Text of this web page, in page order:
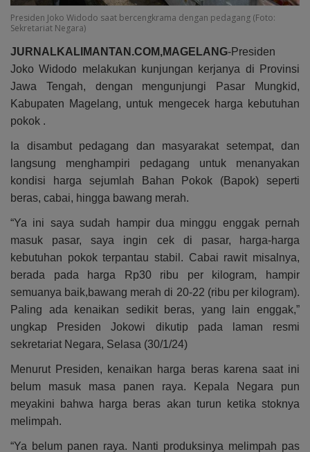
Presiden Joko Widodo saat bercengkrama dengan pedagang (Foto:
Sekretariat Negara)
JURNALKALIMANTAN.COM,MAGELANG-Presiden
Joko Widodo melakukan kunjungan kerjanya di Provinsi
Jawa Tengah, dengan mengunjungi Pasar Mungkid,
Kabupaten Magelang, untuk mengecek harga kebutuhan
pokok .
Ia disambut pedagang dan masyarakat setempat, dan
langsung menghampiri pedagang untuk menanyakan
kondisi harga sejumlah Bahan Pokok (Bapok) seperti
beras, cabai, hingga bawang merah.
“Ya ini saya sudah hampir dua minggu enggak pernah
masuk pasar, saya ingin cek di pasar,
harga-harga
kebutuhan pokok terpantau stabil. Cabai rawit misalnya,
berada pada harga Rp30 ribu per kilogram, hampir
semuanya baik,bawang merah di 20-22 (ribu per kilogram).
Paling ada kenaikan sedikit beras, yang lain enggak,”
ungkap Presiden Jokowi dikutip pada laman resmi
sekretariat Negara, Selasa (30/1/24)
Menurut Presiden, kenaikan harga beras karena saat ini
belum masuk masa panen raya. Kepala Negara pun
meyakini bahwa harga beras akan turun ketika stoknya
melimpah.
“Ya belum panen raya. Nanti produksinya melimpah pas